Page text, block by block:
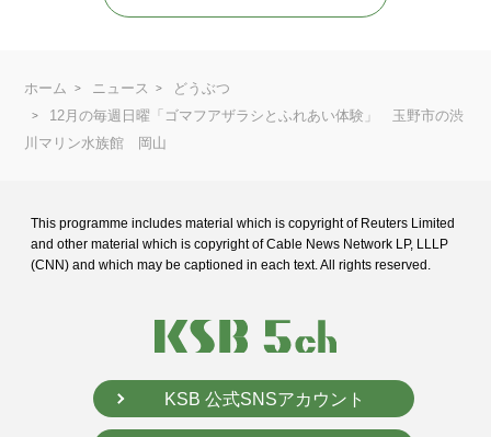
ホーム ニュース
どうぶつ
12月の毎週日曜「ゴマフアザラシとふれあい体験」 玉野市の渋
川マリン水族館 岡山
This programme includes material which is copyright of Reuters Limited
and other material which is copyright of Cable News Network LP, LLLP
(CNN) and which may be captioned in each text. All rights reserved.
KSB 公式SNSアカウント